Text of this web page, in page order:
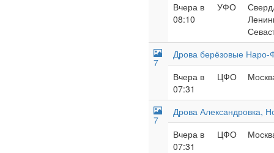
Вчера в
08:10
УФО
7
Дрова берёзовые Наро-
Вчера в
07:31
ЦФО
7
Дрова Александровка,
Вчера в
07:31
ЦФО